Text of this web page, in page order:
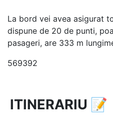
La bord vei avea asigurat
dispune de 20 de punti,
pasageri, are 333 m
569392
6 zile vacanta de croaziera
ITINERARIU 📝